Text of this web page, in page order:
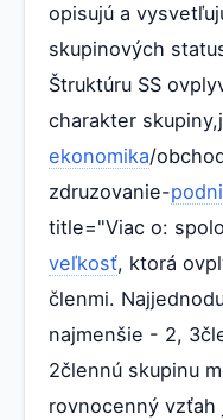
opisujú a
skupinových
Štruktúru SS
charakter
ekonomika/
zdruzovanie-
title="Viac o:
veľkosť, ktorá
členmi.
najmenšie - 2,
2člennú skupinu
rovnocenný vzťah